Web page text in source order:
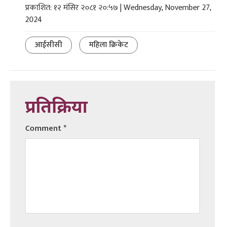
प्रकाशित: १२ मंसिर २०८१ २०:५७ | Wednesday, November 27,
2024
आईसीसी
महिला क्रिकेट
प्रतिक्रिया
Comment*